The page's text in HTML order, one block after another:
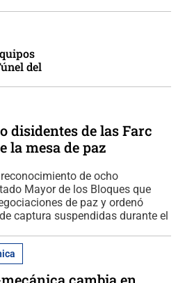
del
disidentes de las Farc
la mesa de paz
de ocho
Mayor de los Bloques que
de paz y ordenó
captura suspendidas durante el